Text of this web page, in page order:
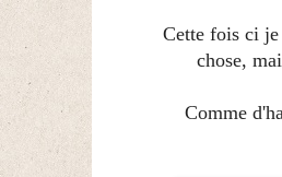
Cette fois ci je
chose,
Comme